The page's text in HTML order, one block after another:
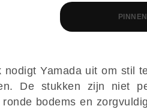
nodigt Yamada uit om stil
De stukken zijn niet
bodems en